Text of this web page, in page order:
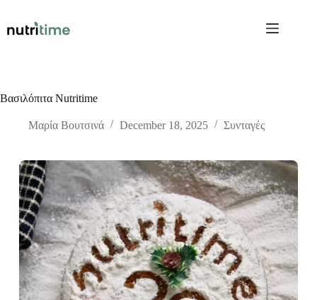
content
Βασιλόπιτα Nutritime
Μαρία Βουτσινά December 18, 2025 Συνταγές